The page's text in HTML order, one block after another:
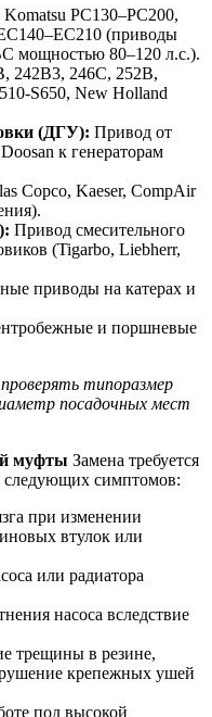
Komatsu PC130–PC200,
(приводы
мощностью 80–120 л.с.).
242B3, 246C, 252B,
S650, New Holland
(ДГУ): Привод от
к генераторам
Copco, Kaeser, CompAir
Привод смесительного
(Tigarbo, Liebherr,
приводы на катерах и
и поршневые
типоразмер
посадочных мест
муфты Замена требуется
следующих симптомов:
при изменении
втулок или
или радиатора
насоса вследствие
трещины в резине,
крепежных ушей
под высокой